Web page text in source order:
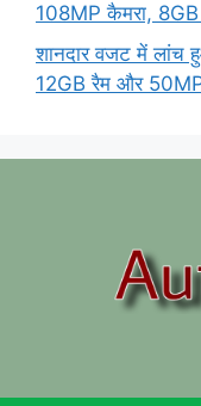
108MP कैमरा,
शानदार वजट में लांच
12GB रैम और 50MP